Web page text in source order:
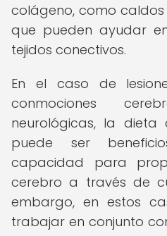
colágeno, como
que pueden ayudar
tejidos conectivos.
En el caso de
conmociones
neurológicas, la dieta
puede ser
capacidad para
cerebro a través de
embargo, en estos
trabajar en conjunto